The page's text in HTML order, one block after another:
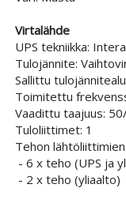
Virtalähde
UPS tekniikka:
Tulojännite:
Sallittu
Toimitettu
Vaadittu taajuus:
Tuloliittimet: 1
Tehon
- 6 x teho (UPS ja
- 2 x teho (yliaalto)